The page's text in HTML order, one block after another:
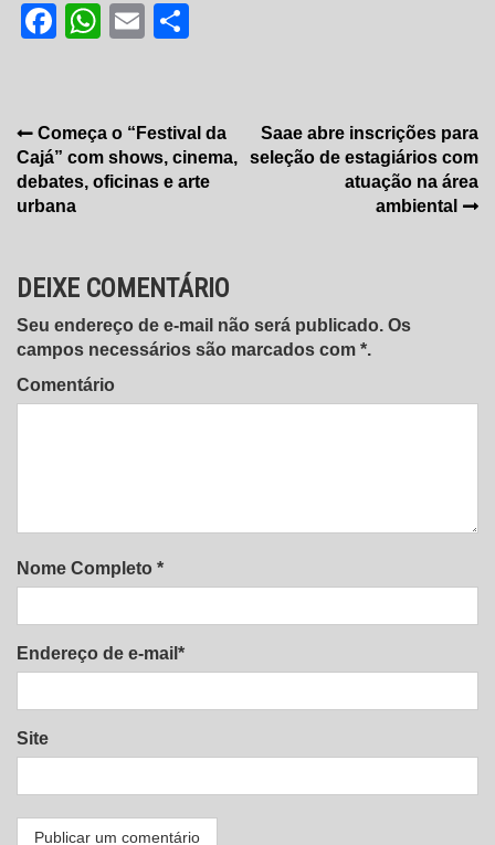
Facebook
WhatsApp
Email
Navegação
de
Post
Começa o “Festival da
Cajá” com shows, cinema,
debates, oficinas e arte
urbana
Saae abre inscrições para
seleção de estagiários com
atuação na área
ambiental
DEIXE COMENTÁRIO
Seu endereço de e-mail não será publicado. Os
campos necessários são marcados com *.
Comentário
Nome Completo *
Endereço de e-mail*
Site